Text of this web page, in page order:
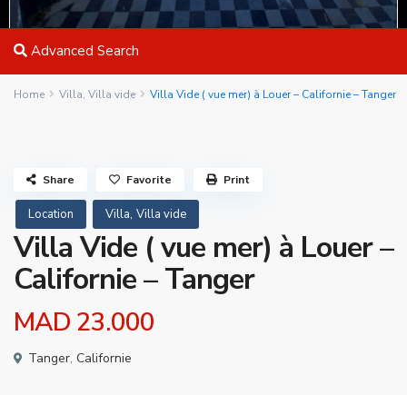
Advanced Search
Home Villa, Villa vide Villa Vide ( vue mer) à Louer – Californie – Tanger
Location Villa, Villa vide
Villa Vide ( vue mer) à Louer –
Californie – Tanger
MAD 23.000
Tanger, Californie
Share Favorite Print